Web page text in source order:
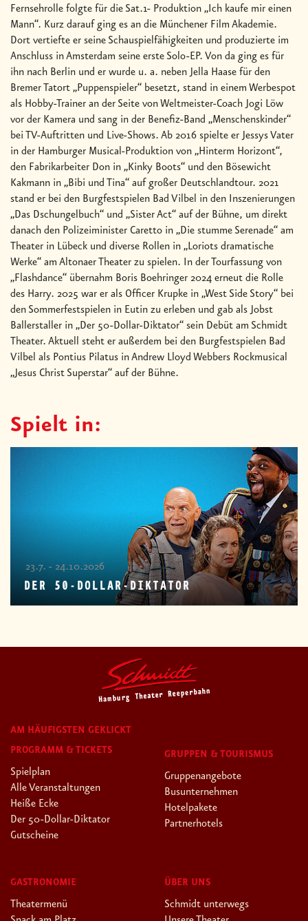
Fernsehrolle folgte für die Sat.1- Produktion „Ich kaufe mir einen
Mann“. Kurz darauf ging es an die Münchener Film Akademie.
Dort vertiefte er seine Schauspielfähigkeiten und produzierte im
Anschluss in Amsterdam seine erste Solo-EP. Von da ging es für
ihn nach Berlin und er wurde u. a. neben Jella Haase für den
Bremer Tatort „Puppenspieler“ besetzt, stand in einem Werbespot
als Hobby-Trainer an der Seite von Weltmeister-Coach Jogi Löw
vor der Kamera und sang in der Benefiz-Band „Menschenskinder“
bei TV-Auftritten und Live-Shows. Ab 2016 spielte er Jessys Vater
in der Hamburger Musical-Produktion von „Hinterm Horizont“,
den Fabrikarbeiter Don in „Kinky Boots“ und den Bösewicht
Kakmann in „Bibi und Tina“ auf großer Deutschlandtour. 2021
stand er bei den Burgfestspielen Bad Vilbel in den Inszenierungen
„Das Dschungelbuch“ und „Sister Act“ auf der Bühne, um direkt
danach den Polizeiminister Caretto in „Die stumme Serenade“ am
Theater in Lübeck und diverse Rollen in „Loriots dramatische
Werke“ am Altonaer Theater zu spielen. In der Tourfassung von
„Flashdance“ übernahm Boris Boehringer 2024 erneut die Rolle
des Harry. 2025 war er als Officer Krupke in „West Side Story“ bei
den Sommerfestspielen in Eutin zu erleben und gab als Jobst
Ballerstaller in „Der 50-Dollar-Diktator“ sein Debüt am Schmidt
Theater. Aktuell steht er außerdem bei den Burgfestspielen Bad
Vilbel als Pontius Pilatus in Andrew Lloyd Webbers Rockmusical
„Jesus Christ Superstar“ auf der Bühne.
Spielt in:
23.7. - 24.10.2026
DER 50-DOLLAR-DIKTATOR
AM HÄUFIGSTEN GEKLICKT
PROGRAMM & TICKETS
Spielplan
Alle Veranstaltungen
Heiße Ecke
Der 50-Dollar-Diktator
Gutscheine
GRUPPEN & TOURISMUS
Gruppenangebote
Busunternehmen
Hotelpakete
Partnerhotels
GASTRONOMIE
Theatermenü
ÜBER UNS
Schmidt unterwegs